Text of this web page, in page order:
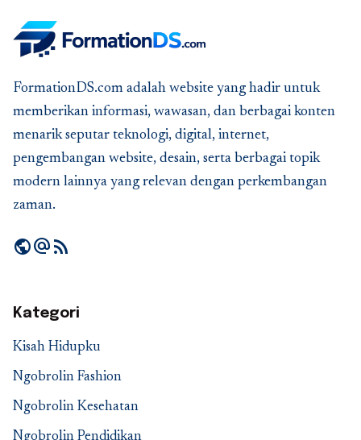
FormationDS.com adalah website yang hadir untuk
memberikan informasi, wawasan, dan berbagai konten
menarik seputar teknologi, digital, internet,
pengembangan website, desain, serta berbagai topik
modern lainnya yang relevan dengan perkembangan
zaman.
publicalternate_emailrss_feed
Kategori
Kisah Hidupku
Ngobrolin Fashion
Ngobrolin Kesehatan
Ngobrolin Pendidikan